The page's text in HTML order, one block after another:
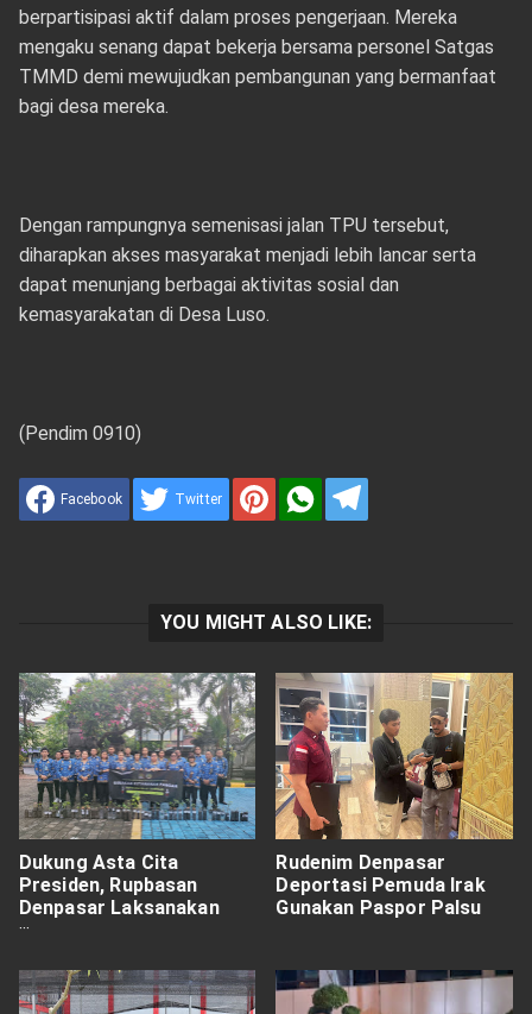
berpartisipasi aktif dalam proses pengerjaan. Mereka
mengaku senang dapat bekerja bersama personel Satgas
TMMD demi mewujudkan pembangunan yang bermanfaat
bagi desa mereka.
Dengan rampungnya semenisasi jalan TPU tersebut,
diharapkan akses masyarakat menjadi lebih lancar serta
dapat menunjang berbagai aktivitas sosial dan
kemasyarakatan di Desa Luso.
(Pendim 0910)
Facebook Twitter
YOU MIGHT ALSO LIKE:
Dukung Asta Cita
Presiden, Rupbasan
Denpasar Laksanakan
Kegiatan Swasembada
Farming
Rudenim Denpasar
Deportasi Pemuda Irak
Gunakan Paspor Palsu